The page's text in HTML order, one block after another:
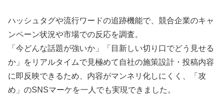
ハッシュタグや流行ワードの追跡機能で、競合企業のキャ
ンペーン状況や市場での反応を調査。
「今どんな話題が強いか」「目新しい切り口でどう見せる
か」をリアルタイムで見極めて自社の施策設計・投稿内容
に即反映できるため、内容がマンネリ化しにくく、「攻
め」のSNSマーケを一人でも実現できました。